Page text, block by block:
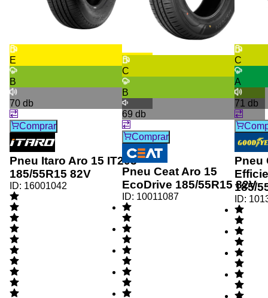
E
B
70 db
Comprar
Pneu Itaro Aro 15 IT203
185/55R15 82V
ID: 16001042
C
B
69 db
Comprar
Pneu Ceat Aro 15
EcoDrive 185/55R15 82V
ID: 10011087
C
A
71 db
Pneu
185/
ID: